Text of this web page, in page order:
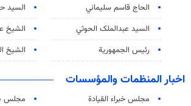
الحاج قاسم سليماني
السيد
السید عبدالملک الحوثي
الشيخ
رئيس الجمهورية
الشيخ
اخبار المنظمات والمؤسسات
مجلس خبراء القيادة
مجلس